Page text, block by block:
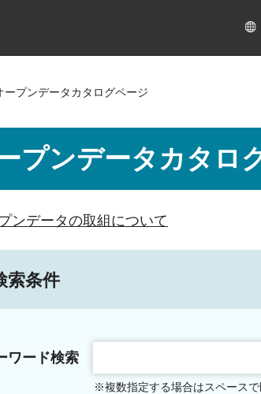
ープンデータカタログページ
プンデータカタロ
ンデータの取組について
索条件
ワード検索
※複数指定する場合はスペース